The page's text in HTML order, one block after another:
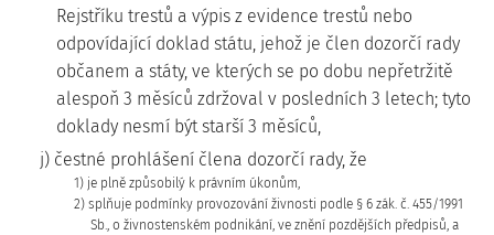
Rejstříku trestů a výpis z evidence trestů nebo
odpovídající doklad státu, jehož je člen dozorčí rady
občanem a státy, ve kterých se po dobu nepřetržitě
alespoň 3 měsíců zdržoval v posledních 3 letech; tyto
doklady nesmí být starší 3 měsíců,
j) čestné prohlášení člena dozorčí rady, že
1) je plně způsobilý k právním úkonům,
2) splňuje podmínky provozování živnosti podle § 6 zák. č. 455/1991
Sb., o živnostenském podnikání, ve znění pozdějších předpisů, a